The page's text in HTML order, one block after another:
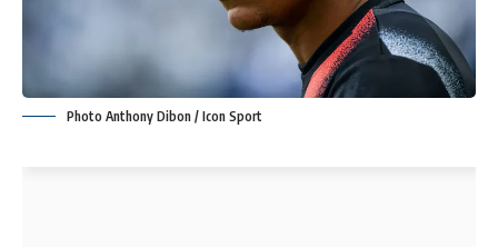
Photo Anthony Dibon / Icon Sport